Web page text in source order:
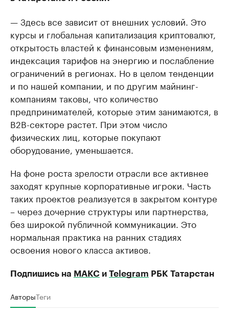
— Здесь все зависит от внешних условий. Это
курсы и глобальная капитализация криптовалют,
открытость властей к финансовым изменениям,
индексация тарифов на энергию и послабление
ограничений в регионах. Но в целом тенденции
и по нашей компании, и по другим майнинг-
компаниям таковы, что количество
предпринимателей, которые этим занимаются, в
B2B-секторе растет. При этом число
физических лиц, которые покупают
оборудование, уменьшается.
На фоне роста зрелости отрасли все активнее
заходят крупные корпоративные игроки. Часть
таких проектов реализуется в закрытом контуре
– через дочерние структуры или партнерства,
без широкой публичной коммуникации. Это
нормальная практика на ранних стадиях
освоения нового класса активов.
Подпишись на МАКС и Telegram РБК Татарстан
АвторыТеги